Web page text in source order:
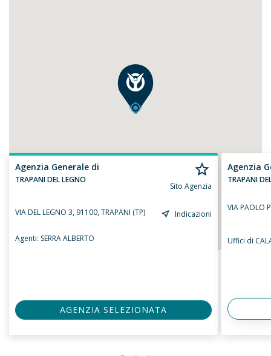
Agenzia Generale di
TRAPANI DEL LEGNO
Sito Agenzia
VIA DEL LEGNO 3, 91100, TRAPANI (TP) Indicazioni
Agenti: SERRA ALBERTO
AGENZIA SELEZIONATA
Agenzia
TRAPANI
VIA PAOLO
Uffici di